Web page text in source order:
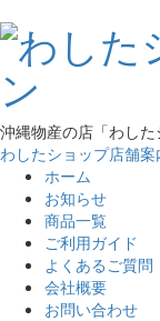
沖縄物産の店「わし
わしたショップ店舗案
ホーム
お知らせ
商品一覧
ご利用ガイド
よくあるご質問
会社概要
お問い合わせ